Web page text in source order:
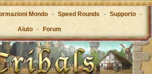
Mondo - Speed Rounds - Supporto -
Aiuto - Forum